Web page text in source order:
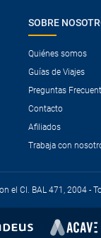
SOBRE
Quiénes somos
Guías de Viajes
Preguntas
Contacto
Afiliados
Trabaja con
el CI. BAL 471, 2004 -